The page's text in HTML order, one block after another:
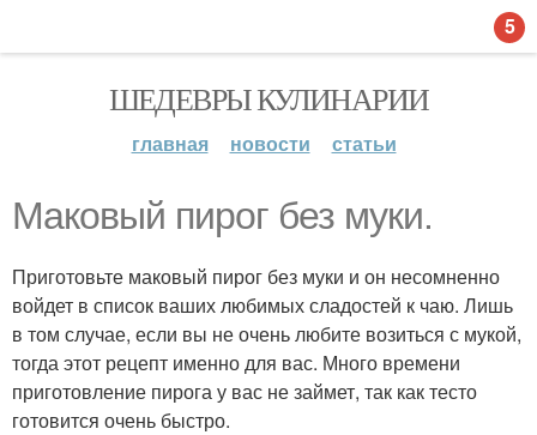
ШЕДЕВРЫ КУЛИНАРИИ
главная новости статьи
Маковый пирог без муки.
Приготовьте маковый пирог без муки и он несомненно
войдет в список ваших любимых сладостей к чаю. Лишь
в том случае, если вы не очень любите возиться с мукой,
тогда этот рецепт именно для вас. Много времени
приготовление пирога у вас не займет, так как тесто
готовится очень быстро.
5